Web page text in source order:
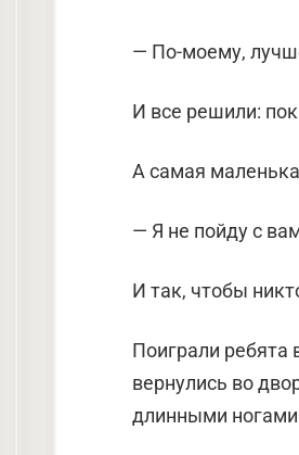
— По-моему,
И все решили:
А самая
— Я не пойду с
И так, чтобы
Поиграли ребята
вернулись во
длинными ногами